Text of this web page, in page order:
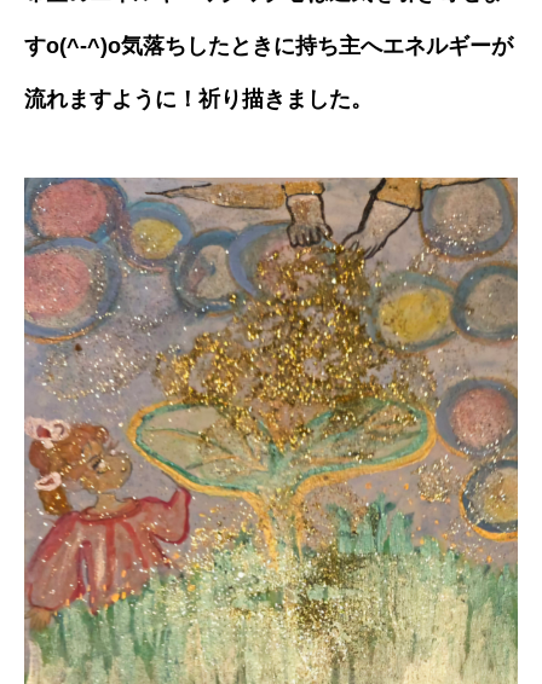
すo(^-^)o気落ちしたときに持ち主へエネルギーが
流れますように！祈り描きました。